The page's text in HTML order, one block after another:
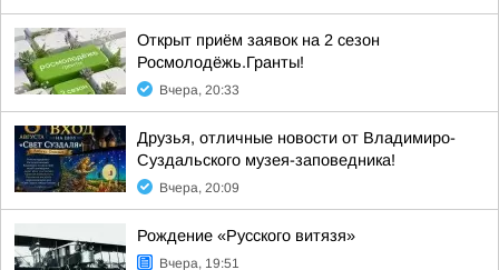
Открыт приём заявок на 2 сезон
Росмолодёжь.Гранты!
Вчера, 20:33
Друзья, отличные новости от Владимиро-
Суздальского музея-заповедника!
Вчера, 20:09
Рождение «Русского витязя»
Вчера, 19:51